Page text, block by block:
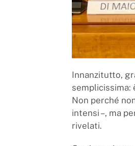
Innanzitutto,
semplicissima:
Non perché
intensi –, ma
rivelati.